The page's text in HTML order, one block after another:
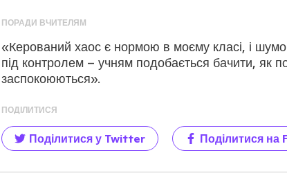
ПОРАДИ ВЧИТЕЛЯМ
«Керований хаос є нормою в моєму класі, і
під контролем – учням подобається бачити, як
заспокоюються».
ПОДІЛИТИСЯ
Поділитися у Twitter Поділитися на